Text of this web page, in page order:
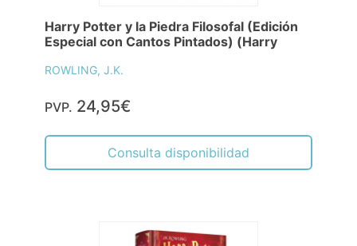
Harry Potter y la Piedra Filosofal (Edición
Especial con Cantos Pintados) (Harry
ROWLING, J.K.
PVP. 24,95€
Consulta disponibilidad